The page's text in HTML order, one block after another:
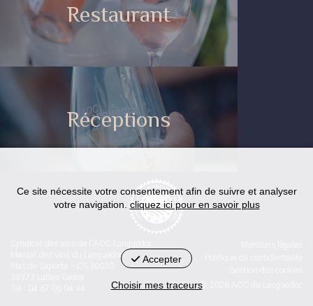
Restaurant
Réceptions
Maison des vins du Languedoc
© 2026 AOC du Languedoc
Ce site nécessite votre consentement afin de suivre et analyser
votre navigation. cliquez ici pour en savoir plus
Accepter
Choisir mes traceurs